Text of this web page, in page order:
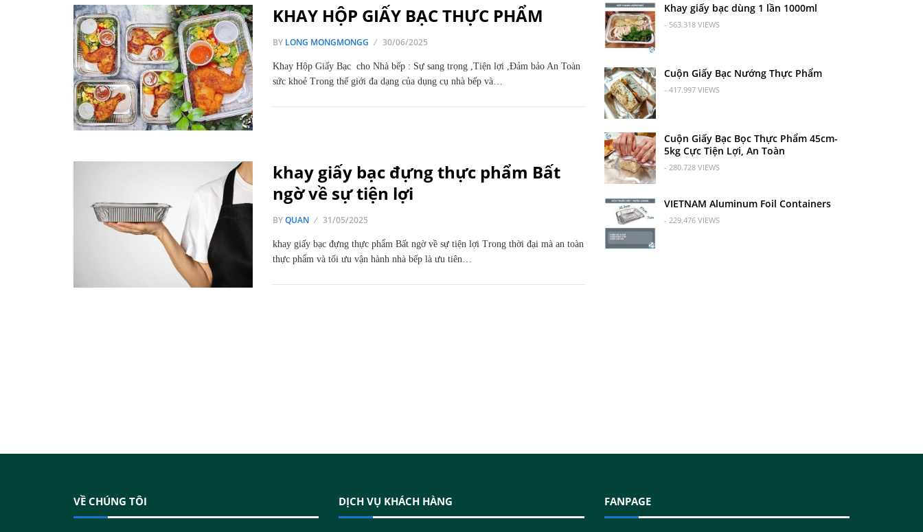
KHAY HỘP GIẤY BẠC THỰC PHẨM
BY LONG MONGMONGG 30/06/2025
Khay Hộp Giấy Bạc cho Nhà bếp : Sự sang trọng ,Tiện lợi ,Đảm bảo An Toàn
sức khoẻ Trong thế giới đa dạng của dụng cụ nhà bếp và…
khay giấy bạc đựng thực phẩm Bất
ngờ về sự tiện lợi
BYQUAN 31/05/2025
khay giấy bạc đựng thực phẩm Bất ngờ về sự tiện lợi Trong thời đại mà an toàn
thực phẩm và tối ưu vận hành nhà bếp là ưu tiên…
Khay giấy bạc dùng 1 lần 1000ml
- 563.318 VIEWS
Cuộn Giấy Bạc Nướng Thực Phẩm
- 417.997 VIEWS
Cuộn Giấy Bạc Bọc Thực Phẩm 45cm-
5kg Cực Tiện Lợi, An Toàn
- 280.728 VIEWS
VIETNAM Aluminum Foil Containers
- 229.476 VIEWS
VỀ CHÚNG TÔI DỊCH VỤ KHÁCH HÀNG FANPAGE